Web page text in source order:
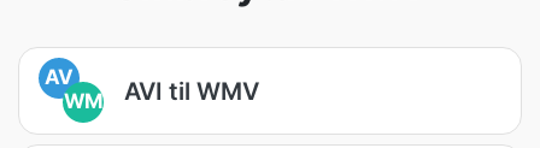
AV
WM
AVI til WMV